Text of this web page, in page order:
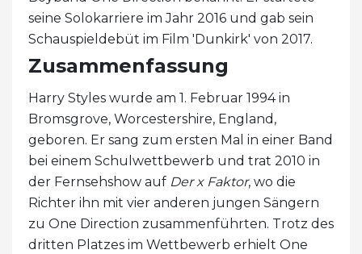
seine Solokarriere im Jahr 2016 und gab sein
Schauspieldebüt im Film 'Dunkirk' von 2017.
Zusammenfassung
Harry Styles wurde am 1. Februar 1994 in
Bromsgrove, Worcestershire, England,
geboren. Er sang zum ersten Mal in einer Band
bei einem Schulwettbewerb und trat 2010 in
der Fernsehshow auf Der x Faktor, wo die
Richter ihn mit vier anderen jungen Sängern
zu One Direction zusammenführten. Trotz des
dritten Platzes im Wettbewerb erhielt One